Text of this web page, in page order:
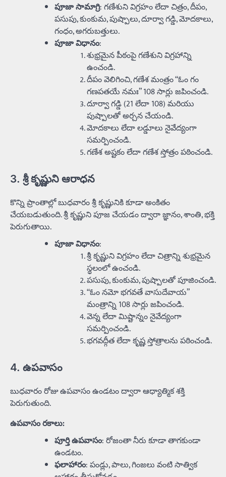
పూజా సామాగ్రి: గణేశుని విగ్రహం లేదా చిత్రం, దీపం,
పసుపు, కుంకుమ, పుష్పాలు, దూర్వా గడ్డి, మోదకాలు,
గంధం, అగరుబత్తులు.
పూజా విధానం:
శుభ్రమైన పీఠంపై గణేశుని విగ్రహాన్ని
ఉంచండి.
దీపం వెలిగించి, గణేశ మంత్రం “ఓం గం
గణపతయే నమః” 108 సార్లు జపించండి.
దూర్వా గడ్డి (21 లేదా 108) మరియు
పుష్పాలతో అర్చన చేయండి.
మోదకాలు లేదా లడ్డూలు నైవేద్యంగా
సమర్పించండి.
గణేశ అష్టకం లేదా గణేశ స్తోత్రం పఠించండి.
3. శ్రీ కృష్ణుని ఆరాధన
కొన్ని ప్రాంతాల్లో బుధవారం శ్రీ కృష్ణునికి కూడా అంకితం
చేయబడుతుంది. శ్రీ కృష్ణుని పూజ చేయడం ద్వారా జ్ఞానం, శాంతి, భక్తి
పెరుగుతాయి.
పూజా విధానం:
శ్రీ కృష్ణుని విగ్రహం లేదా చిత్రాన్ని శుభ్రమైన
స్థలంలో ఉంచండి.
పసుపు, కుంకుమ, పుష్పాలతో పూజించండి.
“ఓం నమో భగవతే వాసుదేవాయ”
మంత్రాన్ని 108 సార్లు జపించండి.
వెన్న లేదా మిష్టాన్నం నైవేద్యంగా
సమర్పించండి.
భగవద్గీత లేదా కృష్ణ స్తోత్రాలను పఠించండి.
4. ఉపవాసం
బుధవారం రోజు ఉపవాసం ఉండటం ద్వారా ఆధ్యాత్మిక శక్తి
పెరుగుతుంది.
ఉపవాసం రకాలు:
పూర్తి ఉపవాసం: రోజంతా నీరు కూడా తాగకుండా
ఉండటం.
ఫలాహారం: పండ్లు, పాలు, గింజలు వంటి సాత్విక